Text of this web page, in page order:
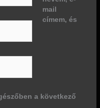
mail
címem, és
a következő